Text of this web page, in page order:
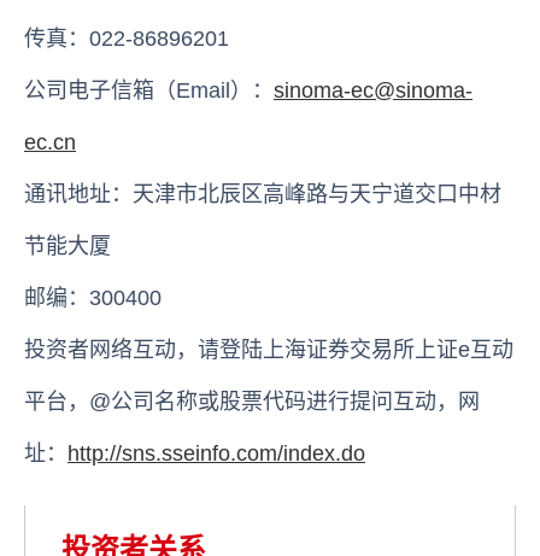
传真：022-86896201
公司电子信箱（Email）： sinoma-ec@sinoma-
ec.cn
通讯地址：天津市北辰区高峰路与天宁道交口中材
节能大厦
邮编：300400
投资者网络互动，请登陆上海证券交易所上证e互动
平台，@公司名称或股票代码进行提问互动，网
址： http://sns.sseinfo.com/index.do
投资者关系